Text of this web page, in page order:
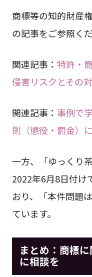
商標等の知的財産
の記事をご参照くだ
関連記事： 特許・
侵害リスクとその
関連記事： 事例で
則（懲役・罰金）
一方、「ゆっくり
2022年6月8日付け
おり、「本件問題
ています。
まとめ：商標
に相談を